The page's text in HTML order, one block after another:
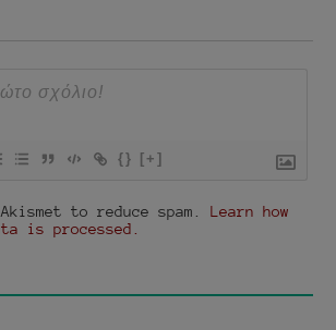
{} [+]
to reduce spam. Learn how
is processed.